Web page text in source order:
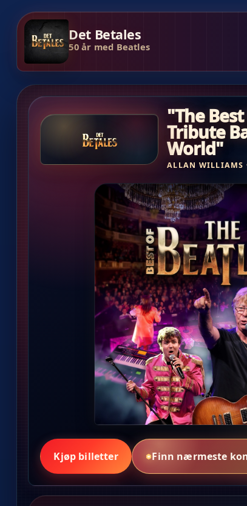
Det Betales
50 år med Beatles
"The
Tribute
World"
ALLAN WILLIAMS
Kjøp billetter Finn nærmeste